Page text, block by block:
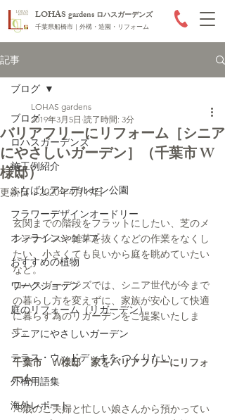
LOHAS gardens ロハスガーデンズ
千葉県船橋市｜外構・造園・リフォーム
記事
ブログ
ロハスガーデンズ
施工例紹介
ふなばしアンデルセン公園
フラワーデザインオードリー
オンラインショップ
おすすめの植物
ワークショップ
庭のリフォーム（リガーデン）
シニアにやさしいガーデン
テラス・ウッドデッキを つくりたい
外構用語集
海外レポート
ブログ
バリアフリーにリフォーム［シニア
にやさしいガーデン］（千葉市 W
様邸）
LOHAS gardens
2019年3月5日 読了時間: 3分
更新日：2020年4月19日
玄関までの階段をフラットにしたい、芝のメ
ンテナンスや雑草を抜くなどの作業をなくし
たい、小さくても良いから庭を眺めていたい
など。
ロハスガーデンズでは、シニア世代が今まで
の暮らし方を変えずに、家族が安心して快適
に暮らす為のリガーデンをご提案いたしま
す。
千葉市　W様邸　家をバリアフリーにリフォ
ーム
78歳のご夫婦と忙しい娘さんから預かってい